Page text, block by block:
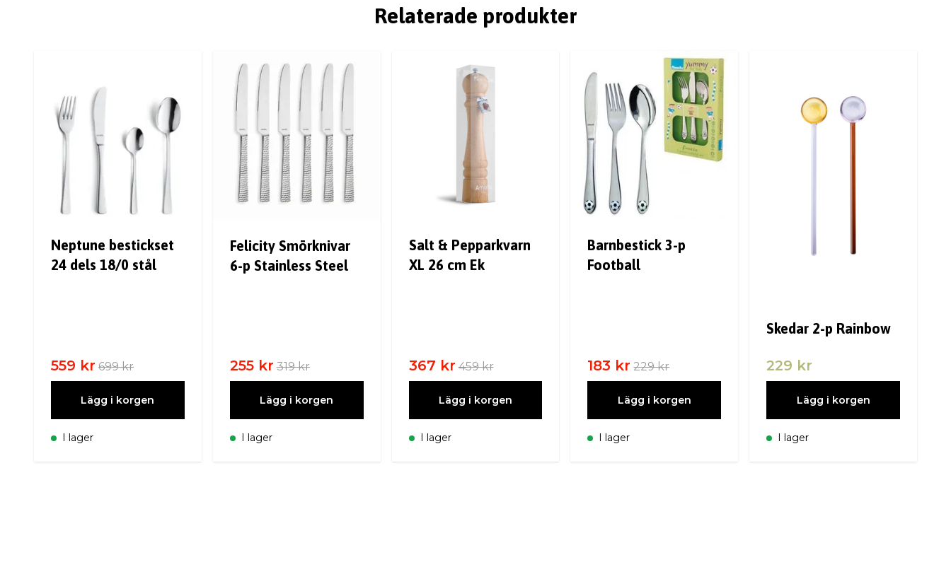
Relaterade produkter
Neptune bestickset
24 dels 18/0 stål
559 kr 699 kr
Lägg i korgen
I lager
Felicity Smörknivar
6-p Stainless Steel
255 kr 319 kr
Lägg i korgen
I lager
Salt & Pepparkvarn
XL 26 cm Ek
367 kr 459 kr
Lägg i korgen
I lager
Barnbestick 3-p
Football
183 kr 229 kr
Lägg i korgen
I lager
Skedar 2-p Rainbow
229 kr
Lägg i korgen
I lager